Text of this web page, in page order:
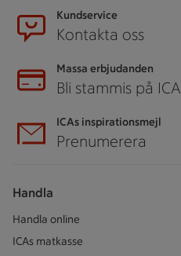
Kundservice
Kontakta oss
Massa erbjudanden
Bli stammis på ICA
ICAs inspirationsmejl
Prenumerera
Handla
Handla online
ICAs matkasse